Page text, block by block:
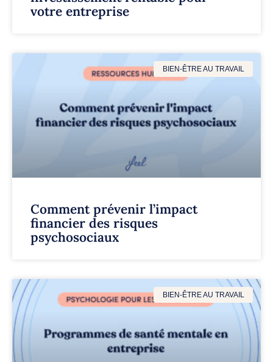
votre entreprise
BIEN-ÊTRE AU TRAVAIL
Comment prévenir l’impact
financier des risques
psychosociaux
BIEN-ÊTRE AU TRAVAIL